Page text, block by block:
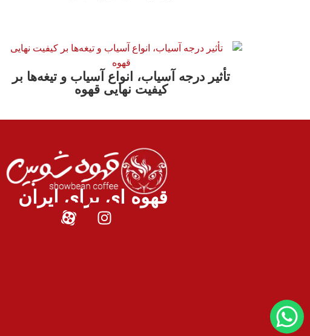
تأثیر درجه آسیاب، انواع آسیاب و تیغه‌ها بر
کیفیت نهایی قهوه
قهوه ای برای ایران